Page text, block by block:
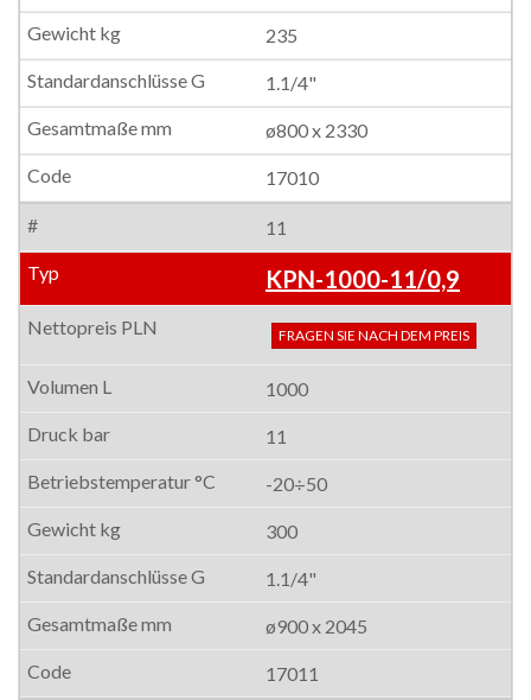
235
1.1/4"
ø800 x 2330
17010
11
KPN-1000-11/0,9
FRAGEN SIE NACH DEM PREIS
1000
11
-20÷50
300
1.1/4"
ø900 x 2045
17011